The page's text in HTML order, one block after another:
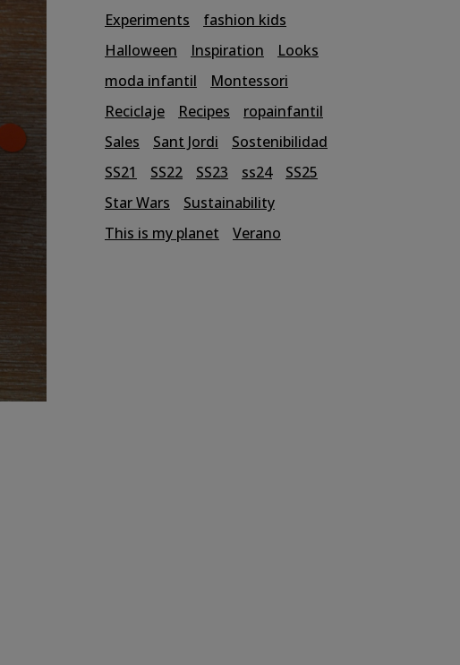
Experiments
fashion kids
Halloween
Inspiration
Looks
moda infantil
Montessori
Reciclaje
Recipes
ropainfantil
Sales
Sant Jordi
Sostenibilidad
SS21
SS22 SS23 ss24
SS25
Star Wars
Sustainability
This is my planet
Verano